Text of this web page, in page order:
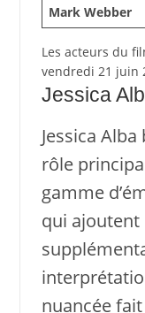
Mark Webber
Les acteurs du
vendredi 21 juin
Jessica
Jessica
rôle
gamme
qui
nuancée